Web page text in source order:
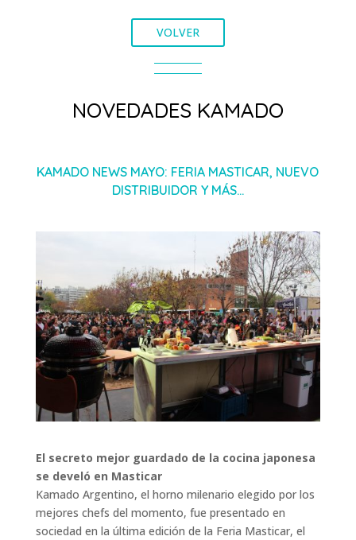
VOLVER
NOVEDADES KAMADO
KAMADO NEWS MAYO: FERIA MASTICAR, NUEVO
DISTRIBUIDOR Y MÁS…
El secreto mejor guardado de la cocina japonesa
se develó en Masticar
Kamado Argentino, el horno milenario elegido por los
mejores chefs del momento, fue presentado en
sociedad en la última edición de la Feria Masticar, el